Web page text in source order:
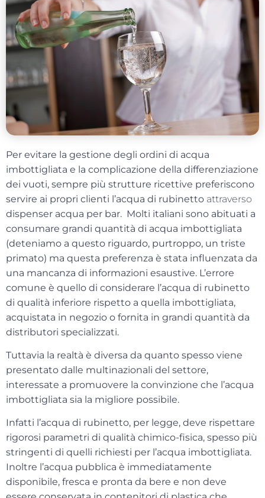
Per evitare la gestione degli ordini di acqua
imbottigliata e la complicazione della differenziazione
dei vuoti, sempre più strutture ricettive preferiscono
servire ai propri clienti l’acqua di rubinetto attraverso
dispenser acqua per bar. Molti italiani sono abituati a
consumare grandi quantità di acqua imbottigliata
(deteniamo a questo riguardo, purtroppo, un triste
primato) ma questa preferenza è stata influenzata da
una mancanza di informazioni esaustive. L’errore
comune è quello di considerare l’acqua di rubinetto
di qualità inferiore rispetto a quella imbottigliata,
acquistata in negozio o fornita in grandi quantità da
distributori specializzati.
Tuttavia la realtà è diversa da quanto spesso viene
presentato dalle multinazionali del settore,
interessate a promuovere la convinzione che l’acqua
imbottigliata sia la migliore possibile.
Infatti l’acqua di rubinetto, per legge, deve rispettare
rigorosi parametri di qualità chimico-fisica, spesso più
stringenti di quelli richiesti per l’acqua imbottigliata.
Inoltre l’acqua pubblica è immediatamente
disponibile, fresca e pronta da bere e non deve